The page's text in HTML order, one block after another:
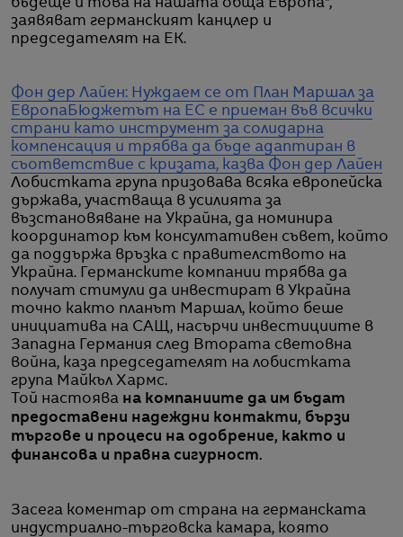
бъдеще и това на нашата обща Европа",
заявяват германският канцлер и
председателят на ЕК.
Фон дер Лайен: Нуждаем се от План Маршал за
ЕвропаБюджетът на ЕС е приеман във всички
страни като инструмент за солидарна
компенсация и трябва да бъде адаптиран в
съответствие с кризата, казва Фон дер Лайен
Лобистката група призовава всяка европейска
държава, участваща в усилията за
възстановяване на Украйна, да номинира
координатор към консултативен съвет, който
да поддържа връзка с правителството на
Украйна. Германските компании трябва да
получат стимули да инвестират в Украйна
точно както планът Маршал, който беше
инициатива на САЩ, насърчи инвестициите в
Западна Германия след Втората световна
война, каза председателят на лобистката
група Майкъл Хармс.
Той настоява на компаниите да им бъдат
предоставени надеждни контакти, бързи
търгове и процеси на одобрение, както и
финансова и правна сигурност.
Засега коментар от страна на германската
индустриално-търговска камара, която